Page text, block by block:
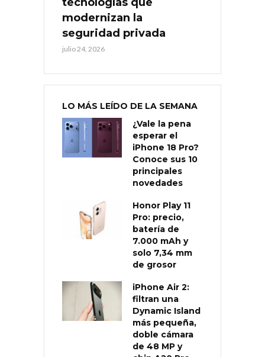
modernizan la
seguridad privada
julio 24, 2026
LO MÁS LEÍDO DE LA SEMANA
¿Vale la pena
esperar el
iPhone 18 Pro?
Conoce sus 10
principales
novedades
Honor Play 11
Pro: precio,
batería de
7.000 mAh y
solo 7,34 mm
de grosor
iPhone Air 2:
filtran una
Dynamic Island
más pequeña,
doble cámara
de 48 MP y